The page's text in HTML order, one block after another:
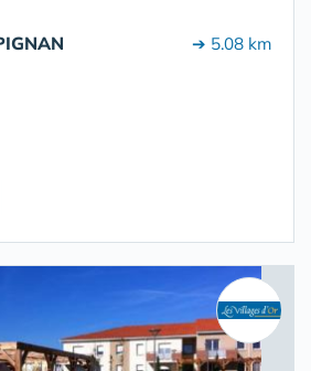
➔ 5.08 km